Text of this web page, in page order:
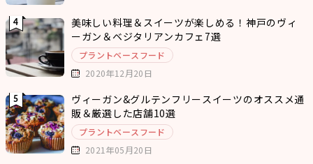
美味しい料理＆スイーツが楽しめる！神戸のヴィ
ーガン＆ベジタリアンカフェ7選
プラントベースフード
2020年12月20日
ヴィーガン&グルテンフリースイーツのオススメ通
販＆厳選した店舗10選
プラントベースフード
2021年05月20日